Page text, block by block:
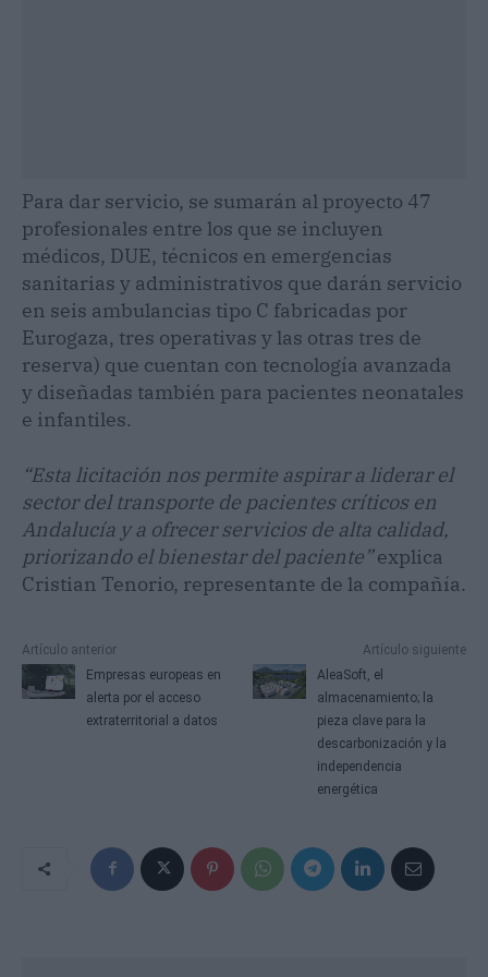
Para dar servicio, se sumarán al proyecto 47
profesionales entre los que se incluyen
médicos, DUE, técnicos en emergencias
sanitarias y administrativos que darán servicio
en seis ambulancias tipo C fabricadas por
Eurogaza, tres operativas y las otras tres de
reserva) que cuentan con tecnología avanzada
y diseñadas también para pacientes neonatales
e infantiles.
“Esta licitación nos permite aspirar a liderar el
sector del transporte de pacientes críticos en
Andalucía y a ofrecer servicios de alta calidad,
priorizando el bienestar del paciente”explica
Cristian Tenorio, representante de la compañía.
Artículo anterior
Empresas europeas en
alerta por el acceso
extraterritorial a datos
Artículo siguiente
AleaSoft, el
almacenamiento; la
pieza clave para la
descarbonización y la
independencia
energética